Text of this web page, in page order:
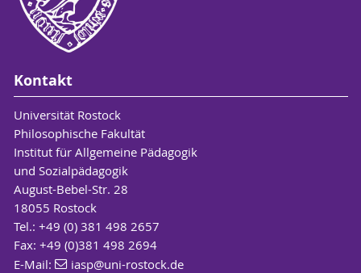
Kontakt
Universität Rostock
Philosophische Fakultät
Institut für Allgemeine Pädagogik
und Sozialpädagogik
August-Bebel-Str. 28
18055 Rostock
Tel.: +49 (0) 381 498 2657
Fax: +49 (0)381 498 2694
E-Mail:
iasp@uni-rostock.de